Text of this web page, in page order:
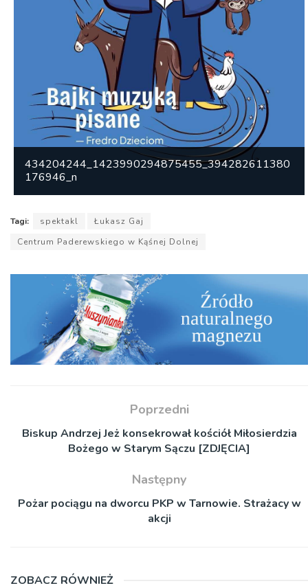
434204244_1423990294875455_394282611380
176946_n
Tagi: spektakl
Łukasz Gaj
Centrum Paderewskiego w Kąśnej Dolnej
Poprzedni
Biskup Andrzej Jeż konsekrował kościół Miłosierdzia
Bożego w Starym Sączu [ZDJĘCIA]
Następny
Pożar pociągu na dworcu PKP w Tarnowie. Strażacy w
akcji
ZOBACZ RÓWNIEŻ